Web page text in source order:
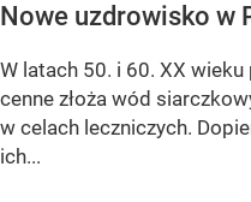
Nowe uzdrowisko w
W latach 50. i 60. XX
cenne złoża wód
w celach leczniczych.
ich...